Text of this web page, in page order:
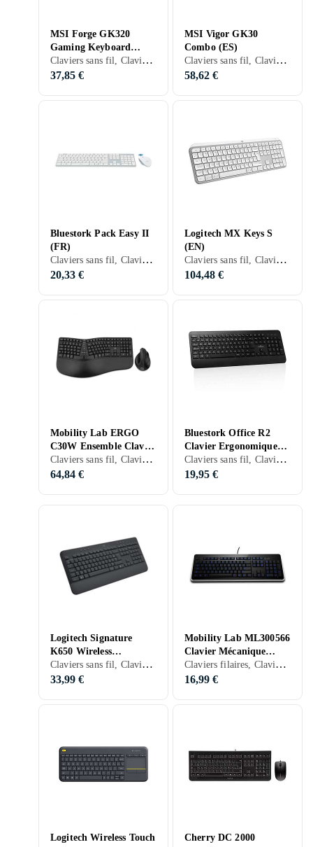
MSI Forge GK320
Gaming Keyboard
(USA)
Claviers sans fil, Claviers filaires, Claviers gaming, Claviers mécaniques, Claviers ergonomiques, Mécanique, Anglais, Mac, Standard
37,85 €
MSI Vigor GK30
Combo (ES)
Claviers sans fil, Claviers gaming, Packs clavier et souris, Claviers ergonomiques, Membran, Espagnol, Ergonomiquement
58,62 €
Bluestork Pack Easy II
(FR)
Claviers sans fil, Claviers gaming, Packs clavier et souris, Claviers ergonomiques, Français, PC, PS5, TKL (tenkeyless/kompakt)
20,33 €
Logitech MX Keys S
(EN)
Claviers sans fil, Claviers mécaniques, Claviers ergonomiques, Membran, Anglais, PC, Mac, Ergonomiquement
104,48 €
Mobility Lab ERGO
C30W Ensemble Clavier
+ Souris Full Size USB
24 GHz + Bluetoot
Claviers sans fil, Claviers ergonomiques, Ergonomiquement
64,84 €
Bluestork Office R2
Clavier Ergonomique
Sans Fil (AZERTY)
Claviers sans fil, Claviers ergonomiques, Ergonomiquement
19,95 €
Logitech Signature
K650 Wireless
Keyboard with Palm
Rest (FR)
Claviers sans fil, Claviers ergonomiques, Membran, Français, PC, Mac, Ergonomiquement
33,99 €
Mobility Lab ML300566
Clavier Mécanique
Filaire Rétro-éclairé
LED (AZERTY)
Claviers filaires, Claviers mécaniques, Claviers ergonomiques, Mécanique, Ergonomiquement
16,99 €
Logitech Wireless Touch
Cherry DC 2000